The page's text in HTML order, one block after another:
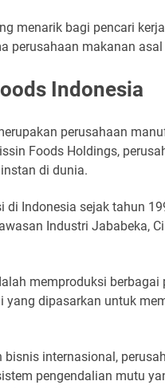
menarik bagi pencari
perusahaan makanan
Indonesia
perusahaan
Foods Holdings,
di dunia.
di Indonesia sejak tahun
Industri Jababeka,
memproduksi
dipasarkan untuk
internasional,
pengendalian mutu